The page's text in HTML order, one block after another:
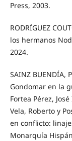
Press, 2003.
RODRÍGUEZ
los hermanos
2024.
SAINZ BUENDÍA,
Gondomar en la
Fortea Pérez,
Vela, Roberto y
en conflicto:
Monarquía